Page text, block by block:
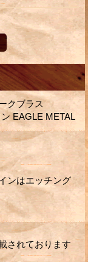
クブラス
EAGLE METAL
ンはエッチング
されております